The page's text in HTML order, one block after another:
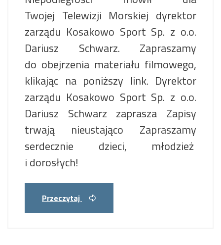
Twojej Telewizji Morskiej dyrektor
zarządu Kosakowo Sport Sp. z o.o.
Dariusz Schwarz. Zapraszamy
do obejrzenia materiału filmowego,
klikając na poniższy link. Dyrektor
zarządu Kosakowo Sport Sp. z o.o.
Dariusz Schwarz zaprasza Zapisy
trwają nieustająco Zapraszamy
serdecznie dzieci, młodzież
i dorosłych!
Przeczytaj